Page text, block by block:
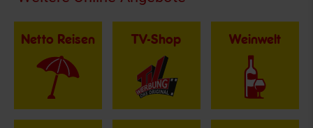
Netto Reisen TV-Shop Weinwelt